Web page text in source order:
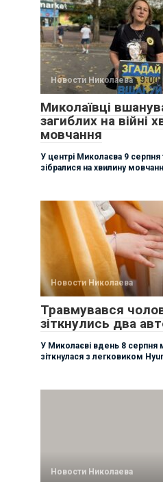
Новости Николаева
Миколаївці
загиблих на війні
мовчання
У центрі Миколаєва 9
зібралися на хвилину
Новости Николаева
Травмувався
зіткнулись два
У Миколаєві вдень 8
зіткнулася з легковиком
Новости Николаева